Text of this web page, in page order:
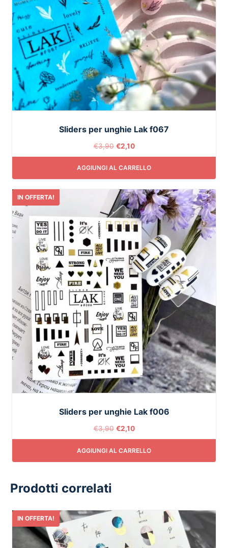
Sliders per unghie Lak f067
€3,90 €2,10
AGGIUNGI AL CARRELLO
IN OFFERTA!
Sliders per unghie Lak f006
€3,90 €2,10
AGGIUNGI AL CARRELLO
Prodotti correlati
IN OFFERTA!